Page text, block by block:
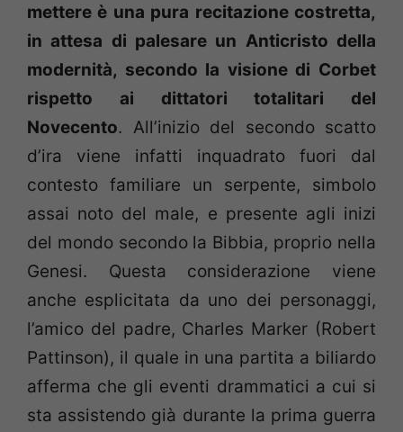
mettere è una pura recitazione costretta,
in attesa di palesare un Anticristo della
modernità, secondo la visione di Corbet
rispetto ai dittatori totalitari del
Novecento. All’inizio del secondo scatto
d’ira viene infatti inquadrato fuori dal
contesto familiare un serpente, simbolo
assai noto del male, e presente agli inizi
del mondo secondo la Bibbia, proprio nella
Genesi. Questa considerazione viene
anche esplicitata da uno dei personaggi,
l’amico del padre, Charles Marker (Robert
Pattinson), il quale in una partita a biliardo
afferma che gli eventi drammatici a cui si
sta assistendo già durante la prima guerra